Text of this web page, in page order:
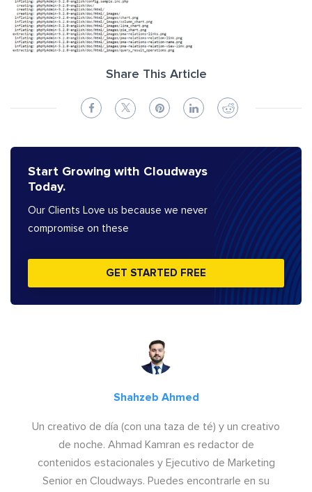
Share This Article
Start Growing with Cloudways
Today.
Our Clients Love us because we never
compromise on these
GET STARTED FREE
Shahzeb Ahmed
Un creativo de día (con una taza de té) y un creativo
de noche. Ahmad Kamran es redactor de
contenidos estacionales y Ejecutivo de Marketing
Senior en Cloudways. Puedes encontrarle en su